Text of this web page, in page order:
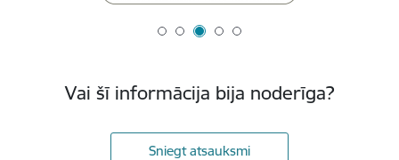
Vai šī informācija bija noderīga?
Sniegt atsauksmi